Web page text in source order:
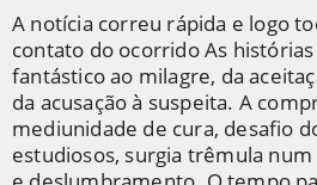
A notícia correu rápida e logo
contato do ocorrido As
fantástico ao milagre, da
da acusação à suspeita. A
mediunidade de cura, desafio
estudiosos, surgia trêmula